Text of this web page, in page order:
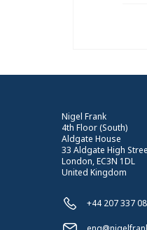
Nigel Frank
4th Floor (South)
Aldgate House
33 Aldgate High
London, EC3N 1DL
United Kingdom
+44 207 337